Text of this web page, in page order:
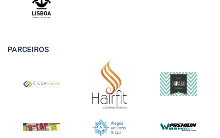
PARCEIROS